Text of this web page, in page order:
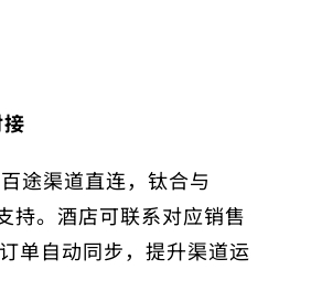
途渠道直连，钛合与
持。酒店可联系对应销售
单自动同步，提升渠道运